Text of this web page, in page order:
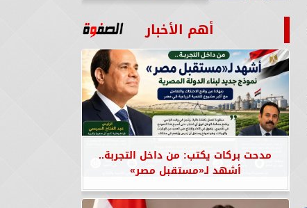
أهم الأخبار
مدحت بركات يكتب: من داخل التجربة..
أشهد لـ«مستقبل مصر»